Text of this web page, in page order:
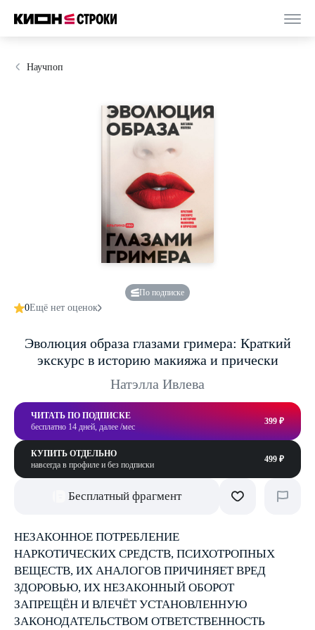
Научпоп
По подписке
0Ещё нет оценок
Эволюция образа глазами гримера: Краткий
экскурс в историю макияжа и прически
Натэлла Ивлева
ЧИТАТЬ ПО ПОДПИСКЕ
бесплатно 14 дней, далее /мес
399 ₽
КУПИТЬ ОТДЕЛЬНО
навсегда в профиле и без подписки
499 ₽
Бесплатный фрагмент
НЕЗАКОННОЕ ПОТРЕБЛЕНИЕ
НАРКОТИЧЕСКИХ СРЕДСТВ, ПСИХОТРОПНЫХ
ВЕЩЕСТВ, ИХ АНАЛОГОВ ПРИЧИНЯЕТ ВРЕД
ЗДОРОВЬЮ, ИХ НЕЗАКОННЫЙ ОБОРОТ
ЗАПРЕЩЁН И ВЛЕЧЁТ УСТАНОВЛЕННУЮ
ЗАКОНОДАТЕЛЬСТВОМ ОТВЕТСТВЕННОСТЬ